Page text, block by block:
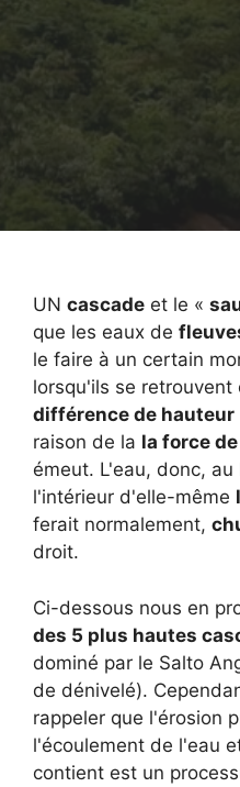
UN cascade et le «
que les eaux de
le faire à un certain
lorsqu'ils se
différence de hauteur
raison de la la force
émeut. L'eau, donc,
l'intérieur d'elle-même
ferait normalement,
droit.
Ci-dessous nous en
des 5 plus hautes
dominé par le Salto
de dénivelé).
rappeler que l'érosion
l'écoulement de l'eau
contient est un